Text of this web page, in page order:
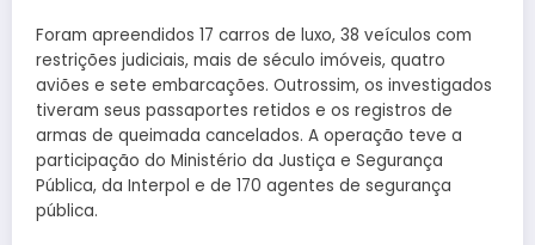
Foram apreendidos 17 carros de luxo, 38 veículos com
restrições judiciais, mais de século imóveis, quatro
aviões e sete embarcações. Outrossim, os investigados
tiveram seus passaportes retidos e os registros de
armas de queimada cancelados. A operação teve a
participação do Ministério da Justiça e Segurança
Pública, da Interpol e de 170 agentes de segurança
pública.